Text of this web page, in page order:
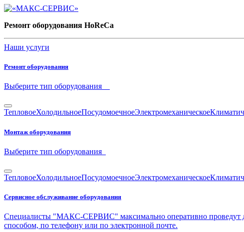
Ремонт оборудования HoReCa
Наши услуги
Ре­монт обо­ру­до­ва­ния
Вы­бе­ри­те тип обо­ру­до­ва­ния
ТепловоеХолодильноеПосудомоечноеЭлектромеханическое
Мон­таж обо­ру­до­ва­ния
Вы­бе­ри­те тип обо­ру­до­ва­ния
ТепловоеХолодильноеПосудомоечноеЭлектромеханическое
Сер­вис­ное об­слу­жи­ва­ние обо­ру­до­ва­ния
Специалисты "МАКС-СЕРВИС" максимально оперативно проведут
способом, по телефону или по электронной почте.